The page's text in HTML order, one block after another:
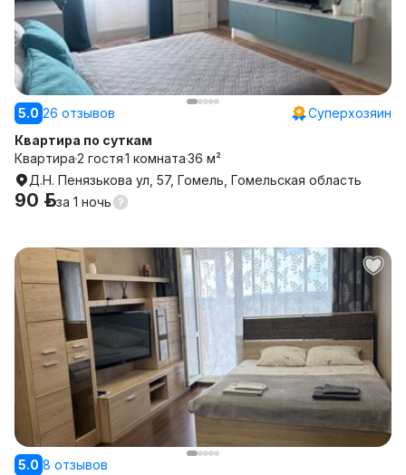
5.0 26 отзывов
Суперхозяин
Квартира по суткам
Квартира2 гостя1 комната36 м²
Д.Н. Пенязькова ул, 57, Гомель, Гомельская область
90 р.за 1 ночь
5.0 8 отзывов